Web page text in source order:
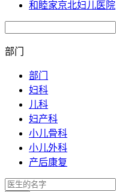
和睦家京北妇儿医院
部门
部门
妇科
儿科
妇产科
小儿骨科
小儿外科
产后康复